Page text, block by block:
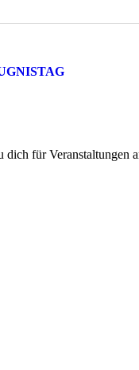
für Veranstaltungen